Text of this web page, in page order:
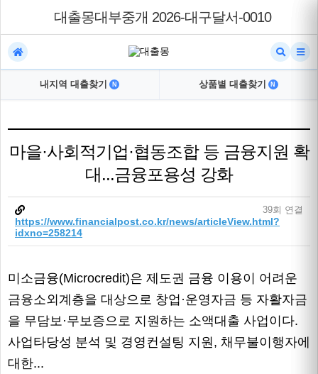
대출몽대부중개 2026-대구달서-0010
내지역 대출찾기 N 상품별 대출찾기 N
마을·사회적기업·협동조합 등 금융지원 확
대...금융포용성 강화
https://www.financialpost.co.kr/news/articleView.html?
idxno=258214
39회 연결
미소금융(Microcredit)은 제도권 금융 이용이 어려운
금융소외계층을 대상으로 창업·운영자금 등 자활자금
을 무담보·무보증으로 지원하는 소액대출 사업이다.
사업타당성 분석 및 경영컨설팅 지원, 채무불이행자에
대한...